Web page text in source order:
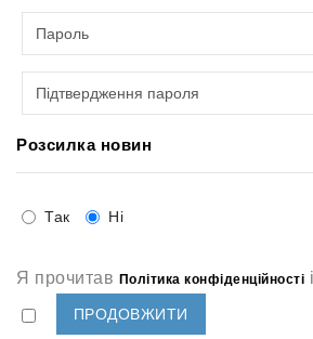
Розсилка новин
Так Ні
Я прочитав Політика конфіденційності